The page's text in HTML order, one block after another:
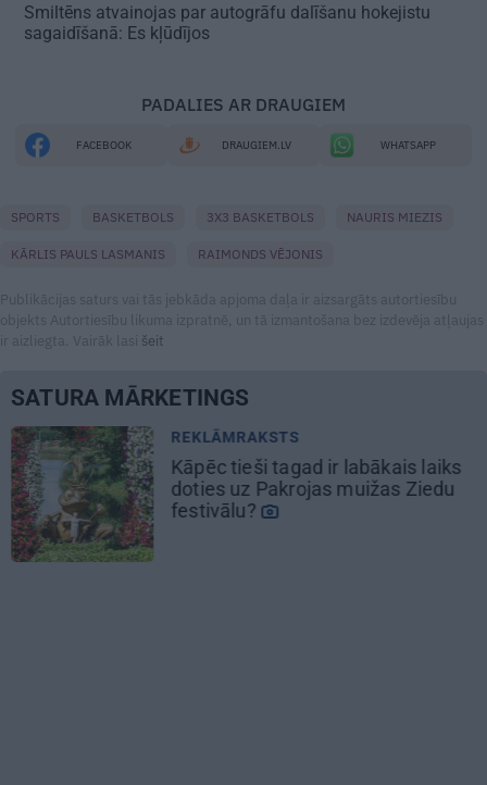
Smiltēns atvainojas par autogrāfu dalīšanu hokejistu
sagaidīšanā: Es kļūdījos
PADALIES AR DRAUGIEM
FACEBOOK DRAUGIEM.LV WHATSAPP
SPORTS BASKETBOLS 3X3 BASKETBOLS NAURIS MIEZIS
KĀRLIS PAULS LASMANIS RAIMONDS VĒJONIS
Publikācijas saturs vai tās jebkāda apjoma daļa ir aizsargāts autortiesību
objekts Autortiesību likuma izpratnē, un tā izmantošana bez izdevēja atļaujas
ir aizliegta. Vairāk lasi šeit
SATURA MĀRKETINGS
REKLĀMRAKSTS
Pēteris Zālītis: Esmu prāta
mākslinieks